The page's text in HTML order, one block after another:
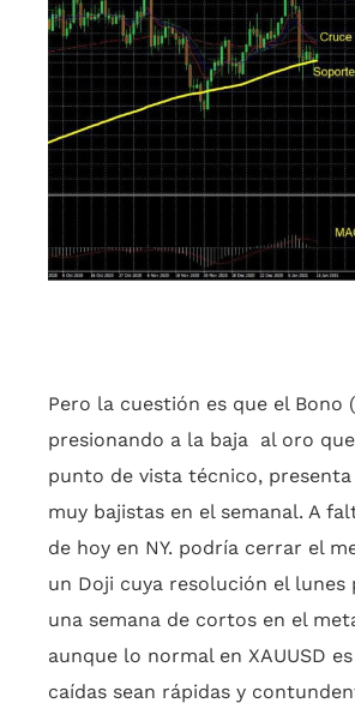
Pero la cuestión es que el Bono
presionando a la baja al oro
punto de vista técnico,
muy bajistas en el semanal. A
de hoy en NY. podría cerrar el
un Doji cuya resolución el lunes
una semana de cortos en el
aunque lo normal en XAUUSD
caídas sean rápidas y